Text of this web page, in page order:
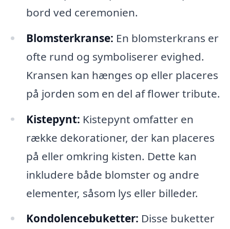
bord ved ceremonien.
Blomsterkranse: En blomsterkrans er
ofte rund og symboliserer evighed.
Kransen kan hænges op eller placeres
på jorden som en del af flower tribute.
Kistepynt: Kistepynt omfatter en
række dekorationer, der kan placeres
på eller omkring kisten. Dette kan
inkludere både blomster og andre
elementer, såsom lys eller billeder.
Kondolencebuketter: Disse buketter